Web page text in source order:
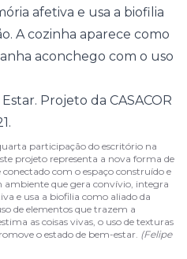
afetiva e usa a biofilia
A cozinha aparece como
aconchego com o uso
participação do escritório na
projeto representa a nova forma de
com o espaço construído e
ambiente que gera convívio, integra
e usa a biofilia como aliado da
de elementos que trazem a
as coisas vivas, o uso de texturas
o estado de bem-estar. (Felipe